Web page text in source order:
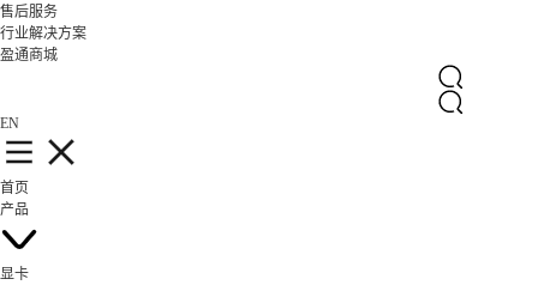
售后服务
行业解决方案
盈通商城
EN
首页
产品
显卡